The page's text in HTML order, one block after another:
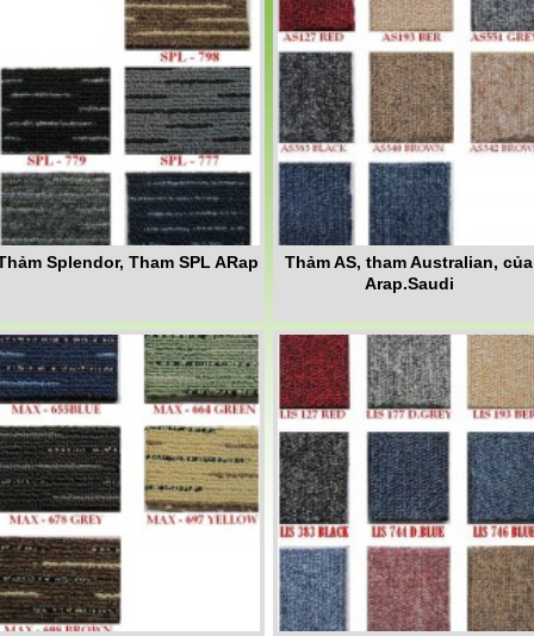
Splendor, Tham SPL ARap
Thảm AS, tham Australian, của
Arap.Saudi